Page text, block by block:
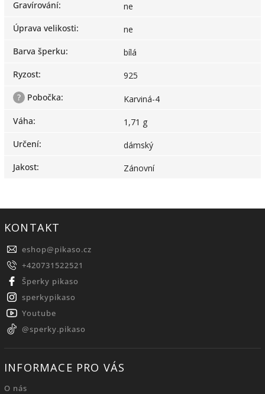
Gravírování:
ne
Úprava velikosti:
ne
Barva šperku:
bílá
Ryzost:
925
?
Pobočka:
Karviná-4
Váha:
1,71 g
Určení:
dámský
Jakost: Zánovní
KONTAKT
eshop@pikaso.cz
+420731522521
Šperky pikaso
sperkypikaso
Youtube
@sperky.pikaso
INFORMACE PRO VÁS
O nás